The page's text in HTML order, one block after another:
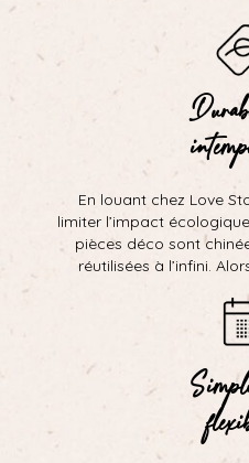
En louant chez Love
limiter l’impact
pièces déco sont
réutilisées à l’infini.